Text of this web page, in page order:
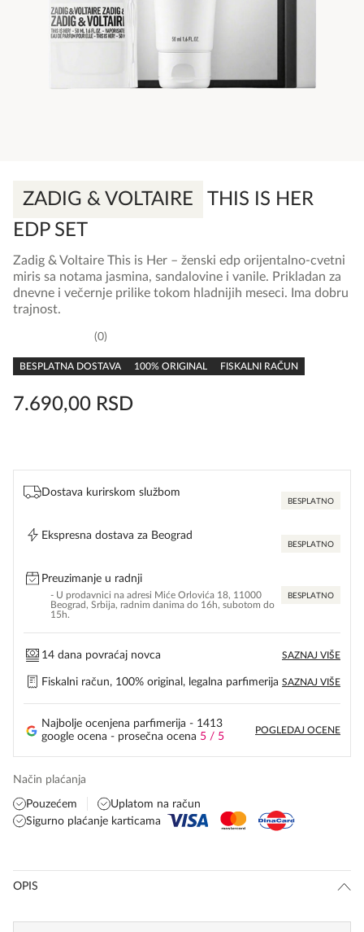
ZADIG & VOLTAIRE
THIS IS HER
EDP SET
rating
0
BESPLATNA DOSTAVA 100% ORIGINAL FISKALNI RAČUN
7.690,00 RSD
Zadig & Voltaire This is Her – ženski edp orijentalno-cvetni
miris sa notama jasmina, sandalovine i vanile. Prikladan za
dnevne i večernje prilike tokom hladnijih meseci. Ima dobru
trajnost.
Dostava kurirskom službom
BESPLATNO
Ekspresna dostava za Beograd
BESPLATNO
Preuzimanje u radnji
- U prodavnici na adresi Miće Orlovića 18, 11000
Beograd, Srbija, radnim danima do 16h, subotom do
15h.
BESPLATNO
14 dana povraćaj novca SAZNAJ VIŠE
Fiskalni račun, 100% original, legalna parfimerija SAZNAJ VIŠE
Najbolje ocenjena parfimerija - 1413
google ocena - prosečna ocena 5 / 5
POGLEDAJ OCENE
Način plaćanja
Pouzećem
Uplatom na račun
Sigurno plaćanje karticama
OPIS